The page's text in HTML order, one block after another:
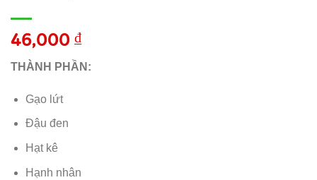
46,000 ₫
THÀNH PHẦN:
Gạo lứt
Đậu đen
Hạt kê
Hạnh nhân